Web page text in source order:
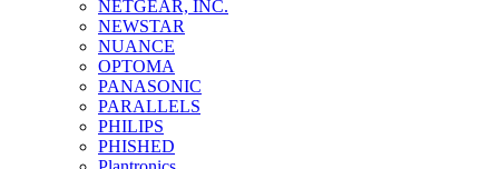
NETGEAR, INC.
NEWSTAR
NUANCE
OPTOMA
PANASONIC
PARALLELS
PHILIPS
PHISHED